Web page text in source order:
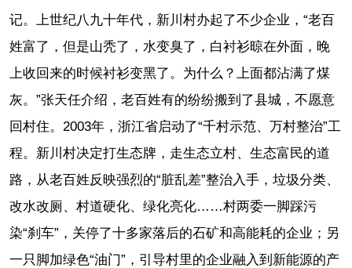
记。上世纪八九十年代，新川村办起了不少企业，“老百
姓富了，但是山秃了，水变臭了，白衬衫晾在外面，晚
上收回来的时候衬衫变黑了。为什么？上面都沾满了煤
灰。”张天任介绍，老百姓有的纷纷搬到了县城，不愿意
回村住。2003年，浙江省启动了“千村示范、万村整治”工
程。新川村决定打生态牌，走生态立村、生态富民的道
路，从老百姓反映强烈的“脏乱差”整治入手，垃圾分类、
改水改厕、村道硬化、绿化亮化……村两委一脚踩污
染“刹车”，关停了十多家落后的石矿和高能耗的企业；另
一只脚加绿色“油门”，引导村里的企业融入到新能源的产